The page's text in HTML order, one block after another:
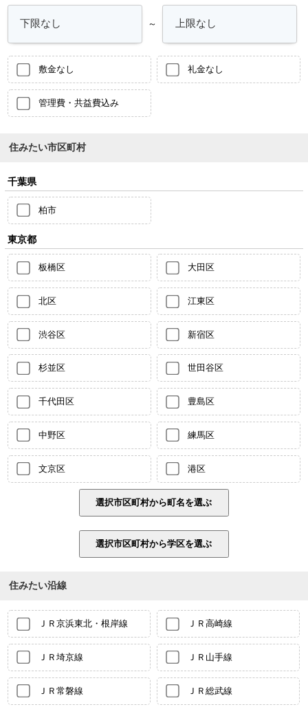
～
敷金なし 礼金なし
管理費・共益費込み
住みたい市区町村
千葉県
柏市
東京都
板橋区 大田区
北区 江東区
渋谷区 新宿区
杉並区 世田谷区
千代田区 豊島区
中野区 練馬区
文京区 港区
住みたい沿線
ＪＲ京浜東北・根岸線 ＪＲ高崎線
ＪＲ埼京線 ＪＲ山手線
ＪＲ常磐線 ＪＲ総武線